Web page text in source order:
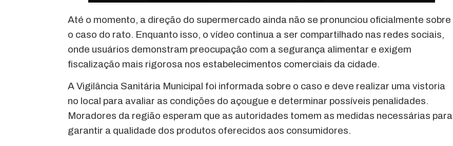
Até o momento, a direção do supermercado ainda não se pronunciou oficialmente sobre
o caso do rato. Enquanto isso, o vídeo continua a ser compartilhado nas redes sociais,
onde usuários demonstram preocupação com a segurança alimentar e exigem
fiscalização mais rigorosa nos estabelecimentos comerciais da cidade.
A Vigilância Sanitária Municipal foi informada sobre o caso e deve realizar uma vistoria
no local para avaliar as condições do açougue e determinar possíveis penalidades.
Moradores da região esperam que as autoridades tomem as medidas necessárias para
garantir a qualidade dos produtos oferecidos aos consumidores.